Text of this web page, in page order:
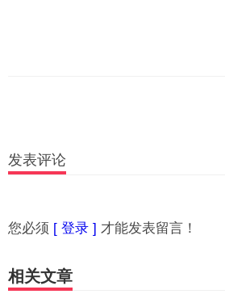
发表评论
您必须 [ 登录 ] 才能发表留言！
相关文章